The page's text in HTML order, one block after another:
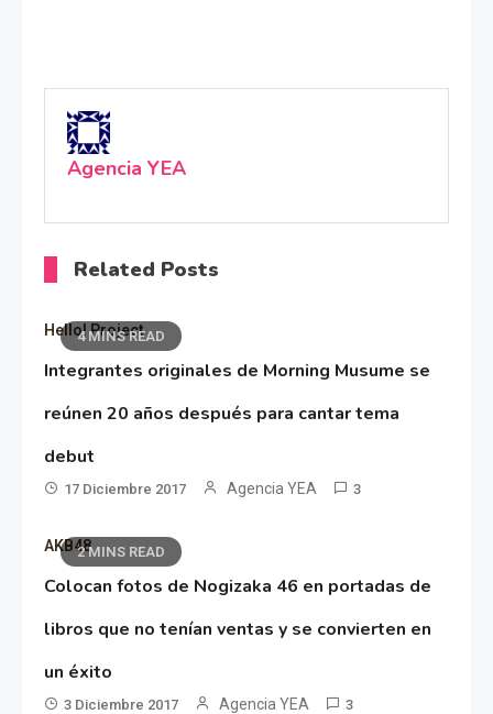
Agencia YEA
Related Posts
4 MINS READ
Hello! Project
Integrantes originales de Morning Musume se
reúnen 20 años después para cantar tema
debut
17 Diciembre 2017 Agencia YEA 3
2 MINS READ
AKB48
Colocan fotos de Nogizaka 46 en portadas de
libros que no tenían ventas y se convierten en
un éxito
3 Diciembre 2017 Agencia YEA 3